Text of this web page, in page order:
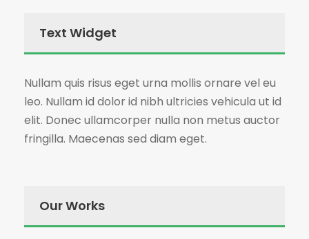
Text Widget
Nullam quis risus eget urna mollis ornare vel eu
leo. Nullam id dolor id nibh ultricies vehicula ut id
elit. Donec ullamcorper nulla non metus auctor
fringilla. Maecenas sed diam eget.
Our Works